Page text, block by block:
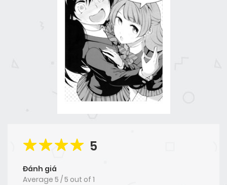
5
Đánh giá
Average 5 /5 out of 1